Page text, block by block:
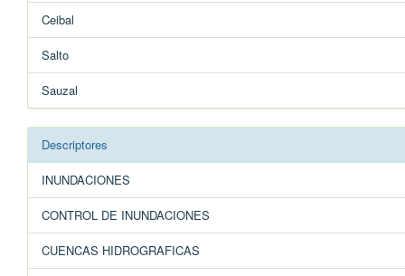
Ceibal
Salto
Sauzal
Descriptores
INUNDACIONES
CONTROL DE INUNDACIONES
CUENCAS HIDROGRAFICAS